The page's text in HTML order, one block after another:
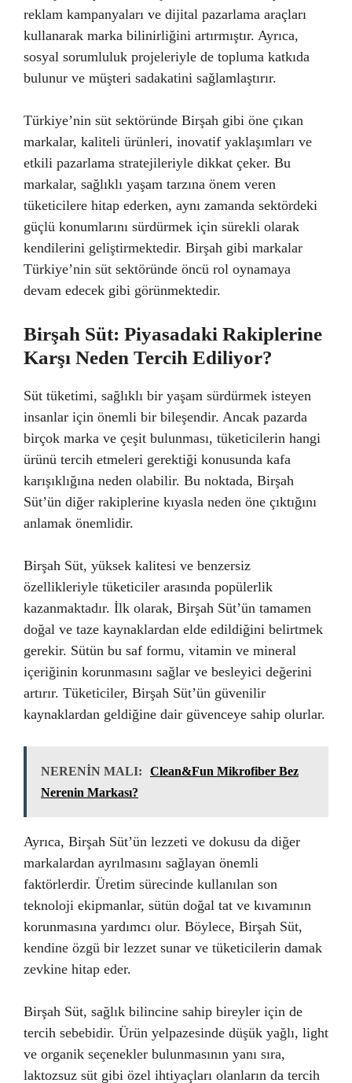
reklam kampanyaları ve dijital pazarlama araçları
kullanarak marka bilinirliğini artırmıştır. Ayrıca,
sosyal sorumluluk projeleriyle de topluma katkıda
bulunur ve müşteri sadakatini sağlamlaştırır.
Türkiye’nin süt sektöründe Birşah gibi öne çıkan
markalar, kaliteli ürünleri, inovatif yaklaşımları ve
etkili pazarlama stratejileriyle dikkat çeker. Bu
markalar, sağlıklı yaşam tarzına önem veren
tüketicilere hitap ederken, aynı zamanda sektördeki
güçlü konumlarını sürdürmek için sürekli olarak
kendilerini geliştirmektedir. Birşah gibi markalar
Türkiye’nin süt sektöründe öncü rol oynamaya
devam edecek gibi görünmektedir.
Birşah Süt: Piyasadaki Rakiplerine
Karşı Neden Tercih Ediliyor?
Süt tüketimi, sağlıklı bir yaşam sürdürmek isteyen
insanlar için önemli bir bileşendir. Ancak pazarda
birçok marka ve çeşit bulunması, tüketicilerin hangi
ürünü tercih etmeleri gerektiği konusunda kafa
karışıklığına neden olabilir. Bu noktada, Birşah
Süt’ün diğer rakiplerine kıyasla neden öne çıktığını
anlamak önemlidir.
Birşah Süt, yüksek kalitesi ve benzersiz
özellikleriyle tüketiciler arasında popülerlik
kazanmaktadır. İlk olarak, Birşah Süt’ün tamamen
doğal ve taze kaynaklardan elde edildiğini belirtmek
gerekir. Sütün bu saf formu, vitamin ve mineral
içeriğinin korunmasını sağlar ve besleyici değerini
artırır. Tüketiciler, Birşah Süt’ün güvenilir
kaynaklardan geldiğine dair güvenceye sahip olurlar.
NERENİN MALI:
Clean&Fun Mikrofiber Bez
Nerenin Markası?
Ayrıca, Birşah Süt’ün lezzeti ve dokusu da diğer
markalardan ayrılmasını sağlayan önemli
faktörlerdir. Üretim sürecinde kullanılan son
teknoloji ekipmanlar, sütün doğal tat ve kıvamının
korunmasına yardımcı olur. Böylece, Birşah Süt,
kendine özgü bir lezzet sunar ve tüketicilerin damak
zevkine hitap eder.
Birşah Süt, sağlık bilincine sahip bireyler için de
tercih sebebidir. Ürün yelpazesinde düşük yağlı, light
ve organik seçenekler bulunmasının yanı sıra,
laktozsuz süt gibi özel ihtiyaçları olanların da tercih